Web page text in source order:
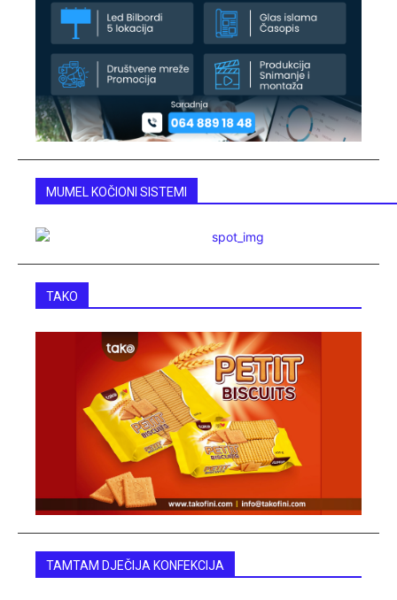
MUMEL KOČIONI SISTEMI
TAKO
TAMTAM DJEČIJA KONFEKCIJA